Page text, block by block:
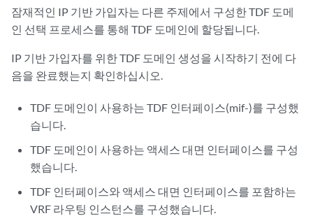
잠재적인 IP 기반 가입자는 다른 주제에서 구성한 TDF 도메
인 선택 프로세스를 통해 TDF 도메인에 할당됩니다.
IP 기반 가입자를 위한 TDF 도메인 생성을 시작하기 전에 다
음을 완료했는지 확인하십시오.
TDF 도메인이 사용하는 TDF 인터페이스(mif-)를 구성했
습니다.
TDF 도메인이 사용하는 액세스 대면 인터페이스를 구성
했습니다.
TDF 인터페이스와 액세스 대면 인터페이스를 포함하는
VRF 라우팅 인스턴스를 구성했습니다.